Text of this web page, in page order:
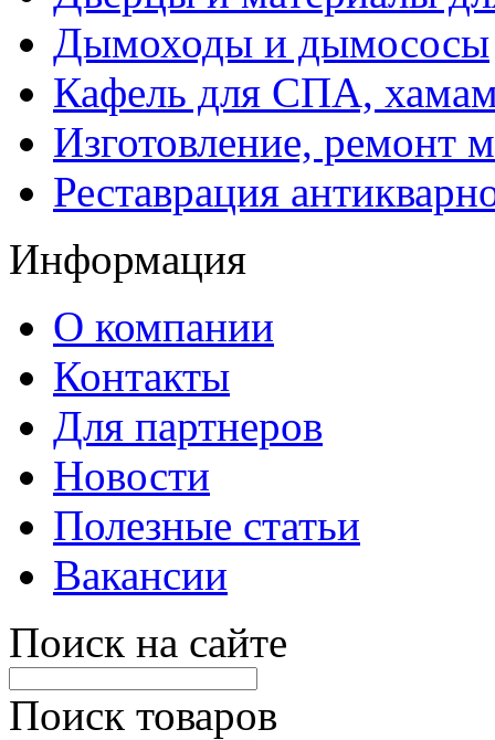
Дымоходы и дымососы
Кафель для СПА,
Изготовление, ремонт
Реставрация
Информация
О компании
Контакты
Для партнеров
Новости
Полезные статьи
Вакансии
Поиск на сайте
Поиск товаров